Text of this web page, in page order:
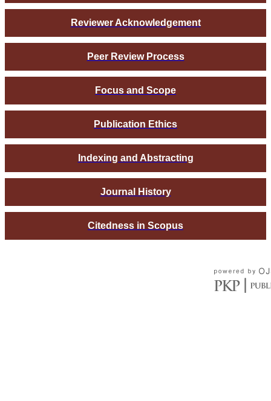
Reviewer Acknowledgement
Peer Review Process
Focus and Scope
Publication Ethics
Indexing and Abstracting
Journal History
Citedness in Scopus